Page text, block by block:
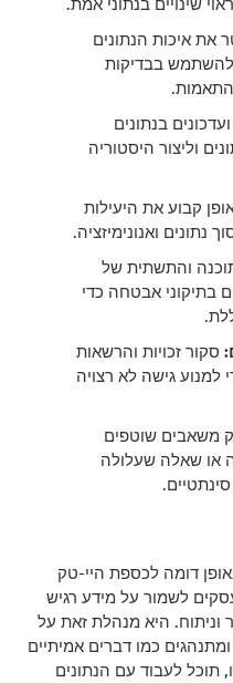
שינויים בנתוני אמת.
את איכות הנתונים
להשתמש בבדיקות
התאמות.
בנתונים
וליצור היסטוריה
קבוע את היעילות
נתונים ואנונימיזציה.
והתשתית של
בתיקוני אבטחה כדי
סקור זכויות והרשאות
גישה לא רצויה
משאבים שוטפים
או שאלה שעלולה
דומה לכספת היי-טק
לשמור על מידע רגיש
וניתוח. היא מנהלת זאת על
ומתנהגים כמו דברים אמיתיים
תוכל לעבוד עם הנתונים